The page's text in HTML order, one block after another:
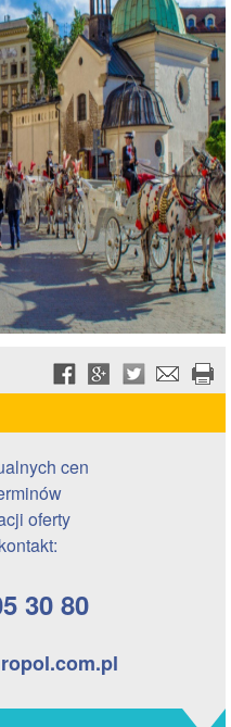
cen
oferty
30 80